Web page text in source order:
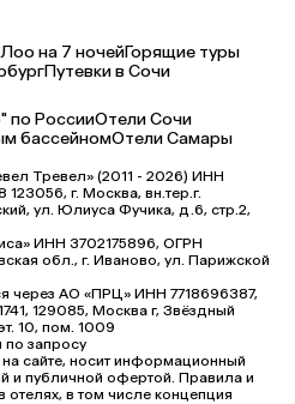
на 7 ночейГорящие туры
Путевки в Сочи
по РоссииОтели Сочи
бассейномОтели Самары
Тревел» (2011 - 2026) ИНН
г. Москва, вн.тер.г.
ул. Юлиуса Фучика, д.6, стр.2,
ИНН 3702175896, ОГРН
обл., г. Иваново, ул. Парижской
через АО «ПРЦ» ИНН 7718696387,
129085, Москва г, Звёздный
10, пом. 1009
по запросу
сайте, носит информационный
и публичной офертой. Правила и
отелях, в том числе концепция